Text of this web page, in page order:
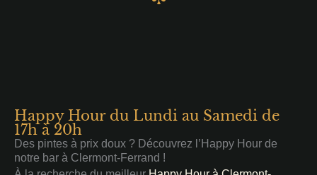
Happy Hour du Lundi au Samedi de
17h à 20h
Des pintes à prix doux ? Découvrez l’Happy Hour de
notre bar à Clermont-Ferrand !